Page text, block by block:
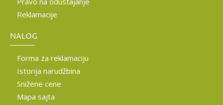
Reklamacije
NALOG
Forma za reklamaciju
Istorija narudžbina
Snižene cene
Mapa sajta